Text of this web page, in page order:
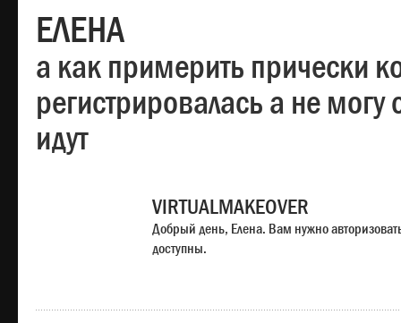
ЕЛЕНА
а как примерить прически
регистрировалась а не
идут
VIRTUALMAKEOVER
Добрый день, Елена. Вам нужно
доступны.